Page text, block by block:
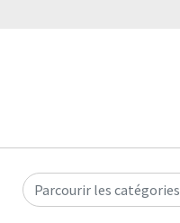
Parcourir les catégories